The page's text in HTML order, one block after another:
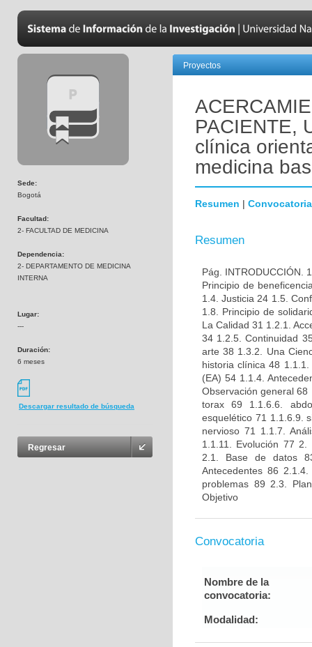
Sede:
Bogotá
Facultad:
2- FACULTAD DE MEDICINA
Dependencia:
2- DEPARTAMENTO DE MEDICINA
INTERNA
Lugar:
---
Duración:
6 meses
Descargar resultado de búsqueda
Regresar
Proyectos
PACIENTE,
clínica
medicina
Resumen | Convocatoria
Resumen
Pág. INTRODUCCIÓN.
Principio de
1.4. Justicia 24 1.5.
1.8. Principio de
La Calidad 31 1.2.1.
34 1.2.5. Continuidad
arte 38 1.3.2. Una
historia clínica 48
(EA) 54 1.1.4.
Observación general
torax 69 1.1.6.6.
esquelético 71 1.1.6.9.
nervioso 71 1.1.7.
1.1.11. Evolución 77 2.
2.1. Base de datos
Antecedentes 86
problemas 89 2.3.
Objetivo
Convocatoria
Nombre de la
convocatoria:
Modalidad: